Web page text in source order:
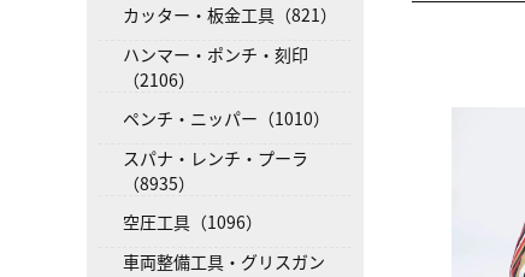
カッター・板金工具（821）
ハンマー・ポンチ・刻印
（2106）
ペンチ・ニッパー（1010）
スパナ・レンチ・プーラ
（8935）
空圧工具（1096）
車両整備工具・グリスガン